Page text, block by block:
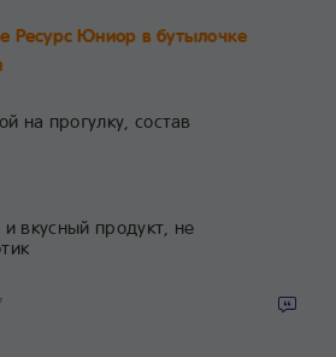
Ресурс Юниор в бутылочке
на прогулку, состав
вкусный продукт, не